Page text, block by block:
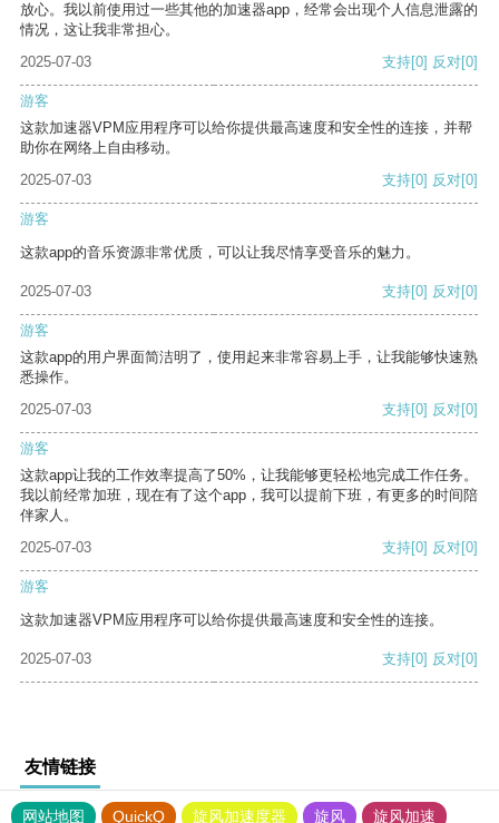
放心。我以前使用过一些其他的加速器app，经常会出现个人信息泄露的
情况，这让我非常担心。
2025-07-03
支持[0] 反对[0]
游客
这款加速器VPM应用程序可以给你提供最高速度和安全性的连接，并帮
助你在网络上自由移动。
2025-07-03
支持[0] 反对[0]
游客
这款app的音乐资源非常优质，可以让我尽情享受音乐的魅力。
2025-07-03 支持[0] 反对[0]
游客
这款app的用户界面简洁明了，使用起来非常容易上手，让我能够快速熟
悉操作。
2025-07-03
支持[0] 反对[0]
游客
这款app让我的工作效率提高了50%，让我能够更轻松地完成工作任务。
我以前经常加班，现在有了这个app，我可以提前下班，有更多的时间陪
伴家人。
2025-07-03
支持[0] 反对[0]
游客
这款加速器VPM应用程序可以给你提供最高速度和安全性的连接。
2025-07-03 支持[0] 反对[0]
友情链接
网站地图 QuickQ 旋风加速度器 旋风 旋风加速